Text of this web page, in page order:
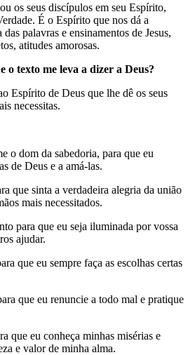
os seus discípulos em seu Espírito,
É o Espírito que nos dá a
palavras e ensinamentos de Jesus,
atitudes amorosas.
o texto me leva a dizer a Deus?
Espírito de Deus que lhe dê os seus
necessitas.
o dom da sabedoria, para que eu
de Deus e a amá-las.
que sinta a verdadeira alegria da união
mais necessitados.
para que eu seja iluminada por vossa
ajudar.
que eu sempre faça as escolhas certas
que eu renuncie a todo mal e pratique
que eu conheça minhas misérias e
e valor de minha alma.